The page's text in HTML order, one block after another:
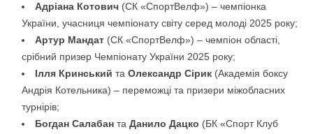
Адріана Котович (СК «СпортВелф») – чемпіонка
України, учасниця чемпіонату світу серед молоді 2025 року;
Артур Мандат (СК «СпортВелф») – чемпіон області,
срібний призер Чемпіонату України 2025 року;
Ілля Кринський та Олександр Сірик (Академія боксу
Андрія Котельника) – переможці та призери міжобласних
турнірів;
Богдан Салабан та Данило Дацко (БК «Спорт Клуб